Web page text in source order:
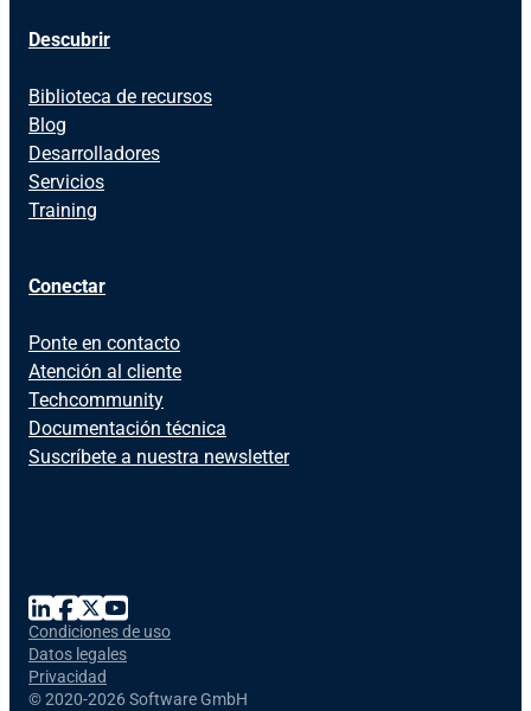
Descubrir
Biblioteca de recursos
Blog
Desarrolladores
Servicios
Training
Conectar
Ponte en contacto
Atención al cliente
Techcommunity
Documentación técnica
Suscríbete a nuestra newsletter
©2020-2026 Software GmbH
Condiciones de uso
Datos legales
Privacidad